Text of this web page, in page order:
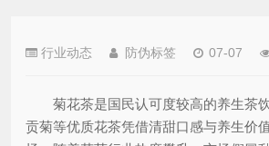
行业动态 防伪标签 07-07
菊花茶是国民认可度较高的养生茶饮
贡菊等优质花茶凭借清甜口感与养生价